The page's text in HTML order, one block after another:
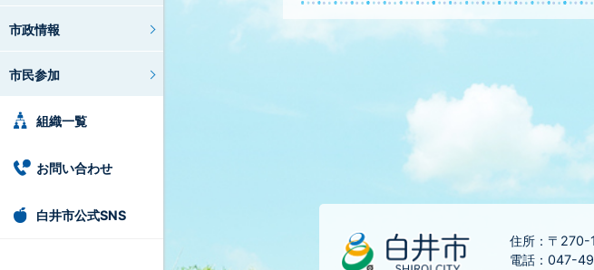
市政情報
市民参加
組織一覧
お問い合わせ
白井市公式SNS
住所：〒270-
電話：047-